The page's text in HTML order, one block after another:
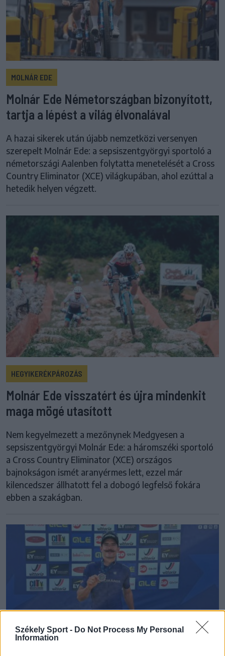
Székely Sport - Do Not Process My Personal
Information
MOLNÁR EDE
Molnár Ede Németországban bizonyított,
tartja a lépést a világ élvonalával
A hazai sikerek után újabb nemzetközi versenyen
szerepelt Molnár Ede: a sepsiszentgyörgyi sportoló a
németországi Aalenben folytatta menetelését a Cross
Country Eliminator (XCE) világkupában, ahol ezúttal a
hetedik helyen végzett.
HEGYIKERÉKPÁROZÁS
Molnár Ede visszatért és újra mindenkit
maga mögé utasított
Nem kegyelmezett a mezőnynek Medgyesen a
sepsiszentgyörgyi Molnár Ede: a háromszéki sportoló
a Cross Country Eliminator (XCE) országos
bajnokságon ismét aranyérmes lett, ezzel már
kilencedszer állhatott fel a dobogó legfelső fokára
ebben a szakágban.